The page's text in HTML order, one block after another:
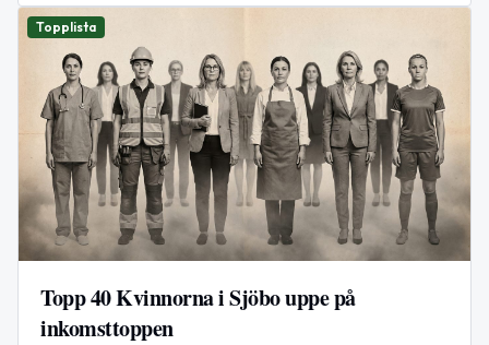
Topplista
Topp 40 Kvinnorna i Sjöbo uppe på
inkomsttoppen